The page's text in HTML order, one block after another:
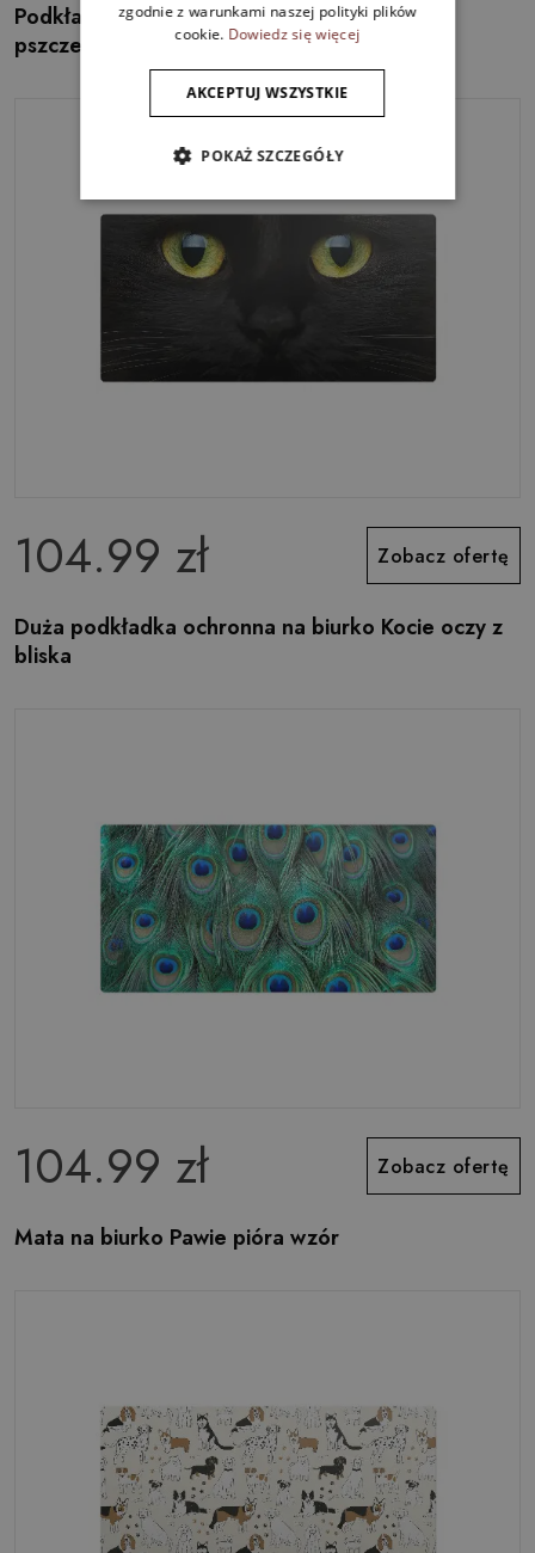
Podkładka na całe biurko Plaster miodu
pszczelego
104.99 zł Zobacz ofertę
Duża podkładka ochronna na biurko Kocie oczy z
bliska
104.99 zł Zobacz ofertę
Mata na biurko Pawie pióra wzór
zgodnie z warunkami naszej polityki plików
cookie. Dowiedz się więcej
AKCEPTUJ WSZYSTKIE
POKAŻ SZCZEGÓŁY